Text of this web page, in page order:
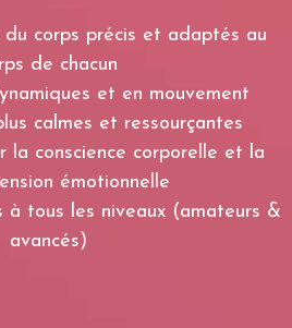
corps précis et adaptés au
de chacun
et en mouvement
calmes et ressourçantes
la conscience corporelle et la
émotionnelle
à tous les niveaux (amateurs &
avancés)